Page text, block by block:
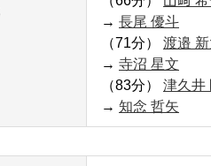
→ 長尾 優斗
（71分） 渡邉
→ 寺沼 星文
（83分） 津久井
→ 知念 哲矢